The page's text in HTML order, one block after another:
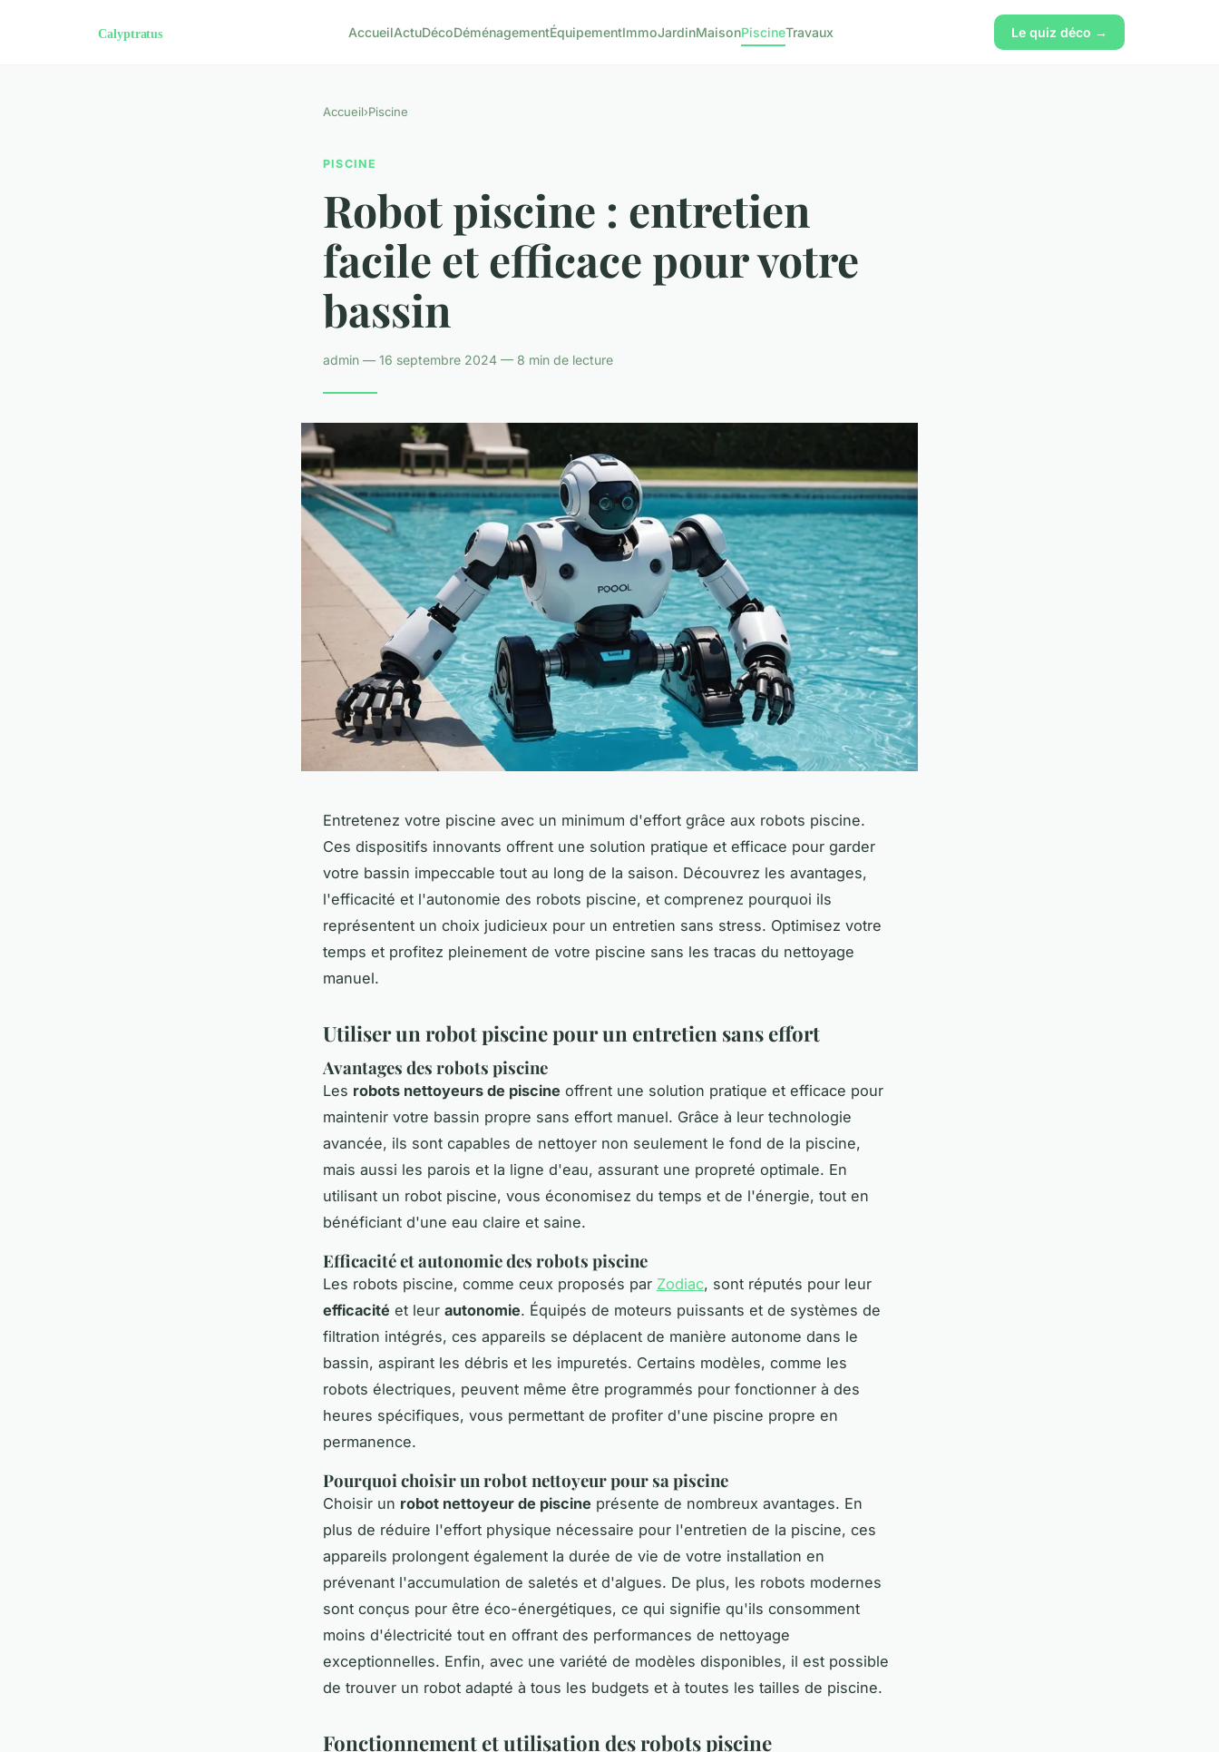
AccueilActuDécoDéménagementÉquipementImmoJardinMaisonPiscineTravaux Le quiz déco →
Accueil›Piscine
PISCINE
Robot piscine : entretien
facile et efficace pour votre
bassin
admin — 16 septembre 2024 — 8 min de lecture
Entretenez votre piscine avec un minimum d'effort grâce aux robots piscine.
Ces dispositifs innovants offrent une solution pratique et efficace pour garder
votre bassin impeccable tout au long de la saison. Découvrez les avantages,
l'efficacité et l'autonomie des robots piscine, et comprenez pourquoi ils
représentent un choix judicieux pour un entretien sans stress. Optimisez votre
temps et profitez pleinement de votre piscine sans les tracas du nettoyage
manuel.
Utiliser un robot piscine pour un entretien sans effort
Avantages des robots piscine
Les robots nettoyeurs de piscine offrent une solution pratique et efficace pour
maintenir votre bassin propre sans effort manuel. Grâce à leur technologie
avancée, ils sont capables de nettoyer non seulement le fond de la piscine,
mais aussi les parois et la ligne d'eau, assurant une propreté optimale. En
utilisant un robot piscine, vous économisez du temps et de l'énergie, tout en
bénéficiant d'une eau claire et saine.
Efficacité et autonomie des robots piscine
Les robots piscine, comme ceux proposés par Zodiac, sont réputés pour leur
efficacité et leur autonomie. Équipés de moteurs puissants et de systèmes de
filtration intégrés, ces appareils se déplacent de manière autonome dans le
bassin, aspirant les débris et les impuretés. Certains modèles, comme les
robots électriques, peuvent même être programmés pour fonctionner à des
heures spécifiques, vous permettant de profiter d'une piscine propre en
permanence.
Pourquoi choisir un robot nettoyeur pour sa piscine
Choisir un robot nettoyeur de piscine présente de nombreux avantages. En
plus de réduire l'effort physique nécessaire pour l'entretien de la piscine, ces
appareils prolongent également la durée de vie de votre installation en
prévenant l'accumulation de saletés et d'algues. De plus, les robots modernes
sont conçus pour être éco-énergétiques, ce qui signifie qu'ils consomment
moins d'électricité tout en offrant des performances de nettoyage
exceptionnelles. Enfin, avec une variété de modèles disponibles, il est possible
de trouver un robot adapté à tous les budgets et à toutes les tailles de piscine.
Fonctionnement et utilisation des robots piscine